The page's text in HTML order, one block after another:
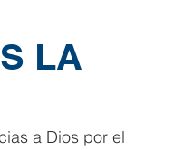
LA
a Dios por el